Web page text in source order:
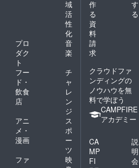
域
活
性
化
プロ
ダク
ト
音
楽
フー
ド・
飲食
店
チ
ャ
レ
ン
ジ
アニ
メ・
漫画
ス
ポ
ー
ツ
ファ
映
作
る
す
る
資
料
請
求
クラウドファ
ンディングの
ノウハウを無
料で学ぼう
CAMPFIRE
アカデミー
CA
MP
FI
説
明
会